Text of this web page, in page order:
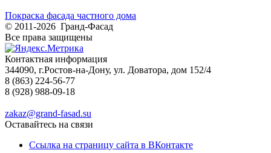
Покраска фасада частного дома
© 2011-2026 Гранд-Фасад
Все права защищены
Контактная информация
344090, г.Ростов-на-Дону, ул. Доватора, дом 152/4
8 (863) 224-56-77
8 (928) 988-09-18
zakaz@grand-fasad.su
Оставайтесь на связи
Ссылка на страницу сайта в ВКонтакте